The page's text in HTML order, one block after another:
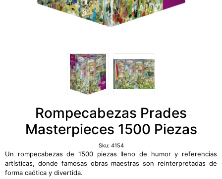
Rompecabezas Prades
Masterpieces 1500 Piezas
Sku: 4154
Un rompecabezas de 1500 piezas lleno de humor y referencias
artísticas, donde famosas obras maestras son reinterpretadas de
forma caótica y divertida.